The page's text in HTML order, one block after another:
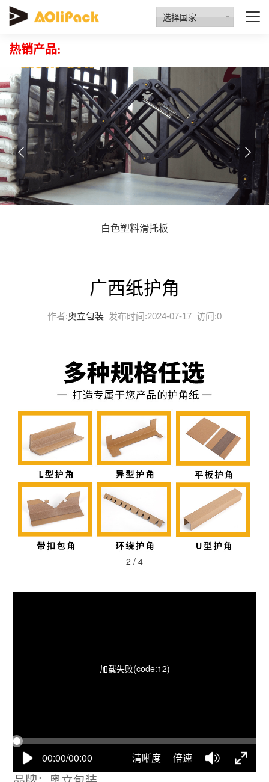
选择国家
质量检验 资质认证 行业动态 招商代理
热销产品:
白色塑料滑托板
广西纸护角
作者:奥立包装 发布时间:2024-07-17 访问:0
2 / 4
00:00/00:00 倍速
清晰度
加载失败(code:12)